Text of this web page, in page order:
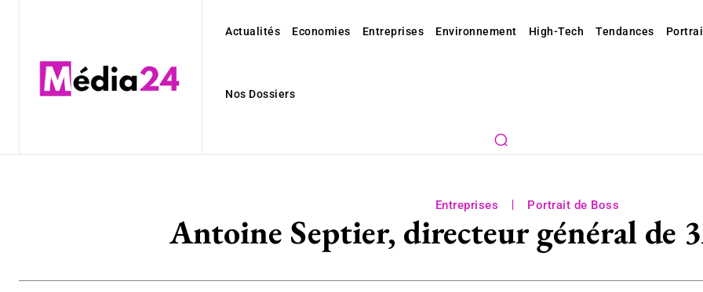
Actualités Economies Entreprises Environnement High-Tech Tendances
Nos Dossiers
Entreprises Portrait de Boss
Antoine Septier, directeur général de